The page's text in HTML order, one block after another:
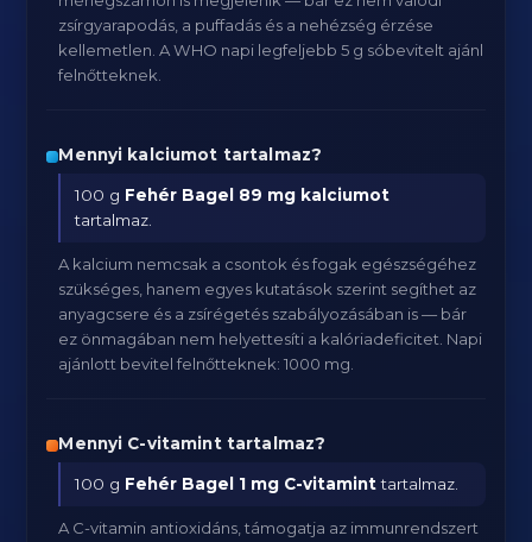
zsírgyarapodás, a puffadás és a nehézség érzése
kellemetlen. A WHO napi legfeljebb 5 g sóbevitelt ajánl
felnőtteknek.
Mennyi kalciumot tartalmaz?
100 g Fehér Bagel
89 mg kalciumot
tartalmaz.
A kalcium nemcsak a csontok és fogak egészségéhez
szükséges, hanem egyes kutatások szerint segíthet az
anyagcsere és a zsírégetés szabályozásában is — bár
ez önmagában nem helyettesíti a kalóriadeficitet. Napi
ajánlott bevitel felnőtteknek: 1000 mg.
Mennyi C-vitamint tartalmaz?
100 g Fehér Bagel 1 mg C-vitaminttartalmaz.
A C-vitamin antioxidáns, támogatja az immunrendszert